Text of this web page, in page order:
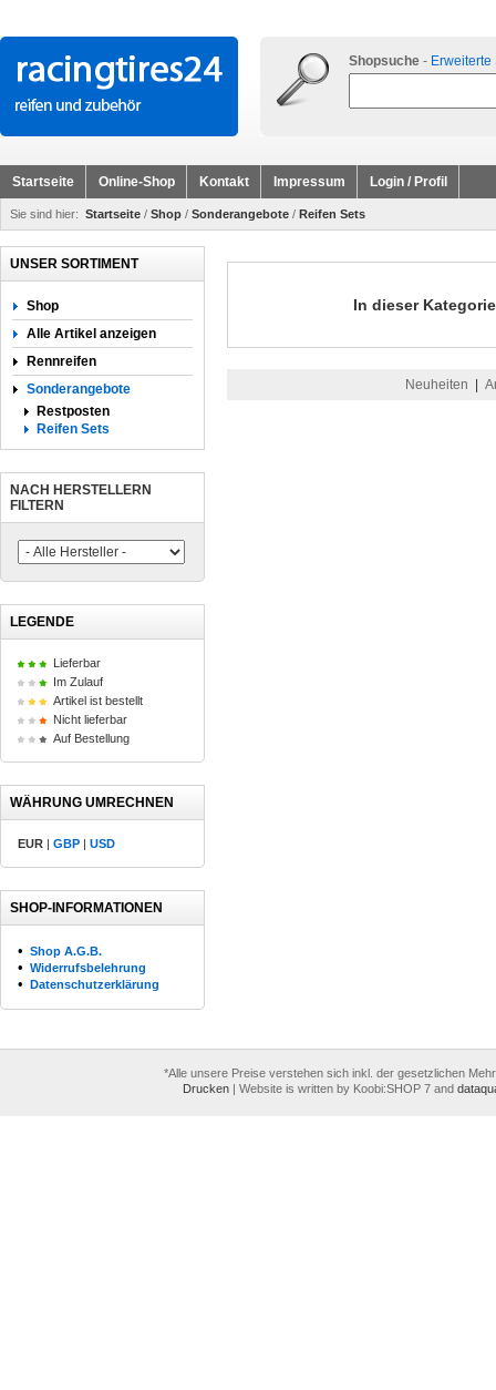
Shopsuche - Erweiterte
Startseite Online-Shop Kontakt Impressum Login / Profil
Sie sind hier: Startseite / Shop / Sonderangebote / Reifen Sets
UNSER SORTIMENT
Shop
Alle Artikel anzeigen
Rennreifen
Sonderangebote
Restposten
Reifen Sets
NACH HERSTELLERN
FILTERN
LEGENDE
Lieferbar
Im Zulauf
Artikel ist bestellt
Nicht lieferbar
Auf Bestellung
WÄHRUNG UMRECHNEN
EUR | GBP | USD
SHOP-INFORMATIONEN
• Shop A.G.B.
• Widerrufsbelehrung
• Datenschutzerklärung
In dieser
Neuheiten
*Alle unsere Preise verstehen sich inkl. der gesetzlichen
Drucken | Website is written by Koobi:SHOP 7 and